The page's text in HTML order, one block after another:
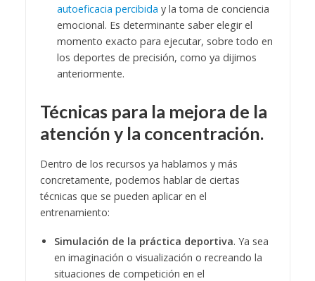
autoeficacia percibida y la toma de conciencia
emocional. Es determinante saber elegir el
momento exacto para ejecutar, sobre todo en
los deportes de precisión, como ya dijimos
anteriormente.
Técnicas para la mejora de la
atención y la concentración.
Dentro de los recursos ya hablamos y más
concretamente, podemos hablar de ciertas
técnicas que se pueden aplicar en el
entrenamiento:
Simulación de la práctica deportiva. Ya sea
en imaginación o visualización o recreando la
situaciones de competición en el